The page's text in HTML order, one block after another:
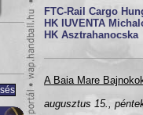
FTC-Rail Cargo
HK IUVENTA
HK Asztrahanocska
A Baia Mare
augusztus 15.,